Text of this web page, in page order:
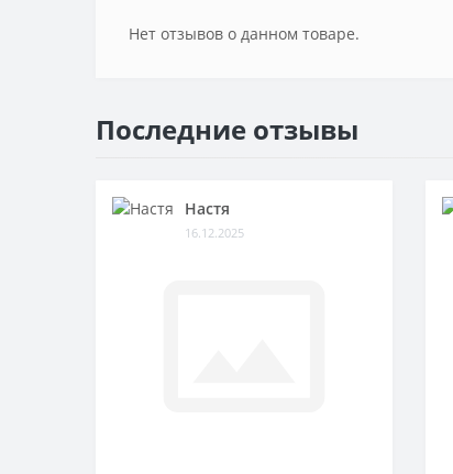
Нет отзывов о данном товаре.
Последние отзывы
Настя
16.12.2025